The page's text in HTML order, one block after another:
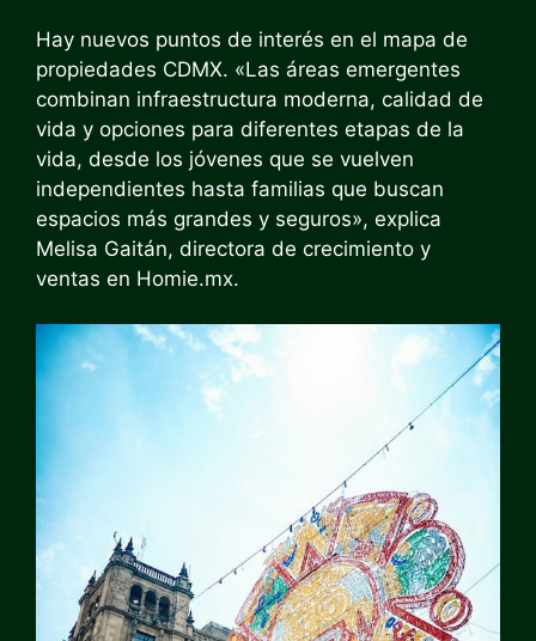
Hay nuevos puntos de interés en el mapa de
propiedades CDMX. «Las áreas emergentes
combinan infraestructura moderna, calidad de
vida y opciones para diferentes etapas de la
vida, desde los jóvenes que se vuelven
independientes hasta familias que buscan
espacios más grandes y seguros», explica
Melisa Gaitán, directora de crecimiento y
ventas en Homie.mx.